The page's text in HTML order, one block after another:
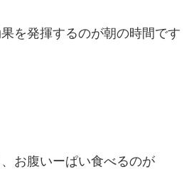
を発揮するのが朝の時間です
お腹いーぱい食べるのが